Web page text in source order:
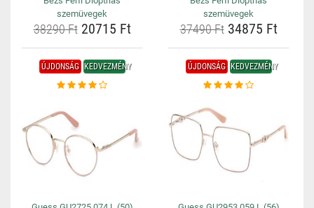
szemüvegek
38290 Ft20715 Ft
szemüvegek
37490 Ft34875 Ft
ÚJDONSÁG KEDVEZMÉNY ÚJDONSÁG KEDVEZMÉNY